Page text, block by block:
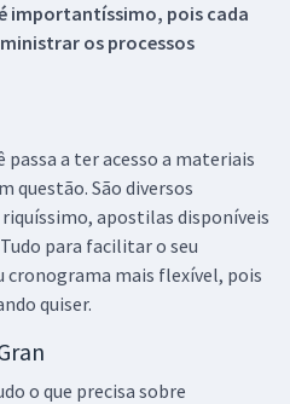
importantíssimo, pois cada
os processos
passa a ter acesso a materiais
questão. São diversos
apostilas disponíveis
para facilitar o seu
mais flexível, pois
quiser.
o que precisa sobre